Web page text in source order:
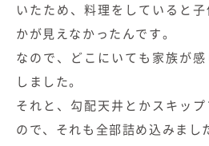
いたため、料理をしていると
かが見えなかったんです。
なので、どこにいても家族が
しました。
それと、勾配天井とかスキッ
ので、それも全部詰め込みまし